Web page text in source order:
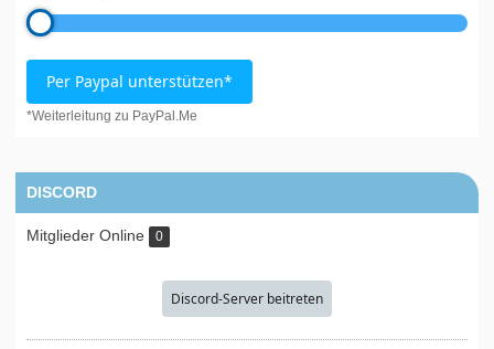
Per Paypal unterstützen*
*Weiterleitung zu PayPal.Me
DISCORD
Mitglieder Online 0
Discord-Server beitreten